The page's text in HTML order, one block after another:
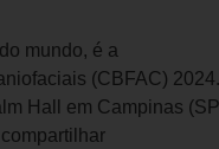
mundo, é a
(CBFAC) 2024.
Hall em Campinas